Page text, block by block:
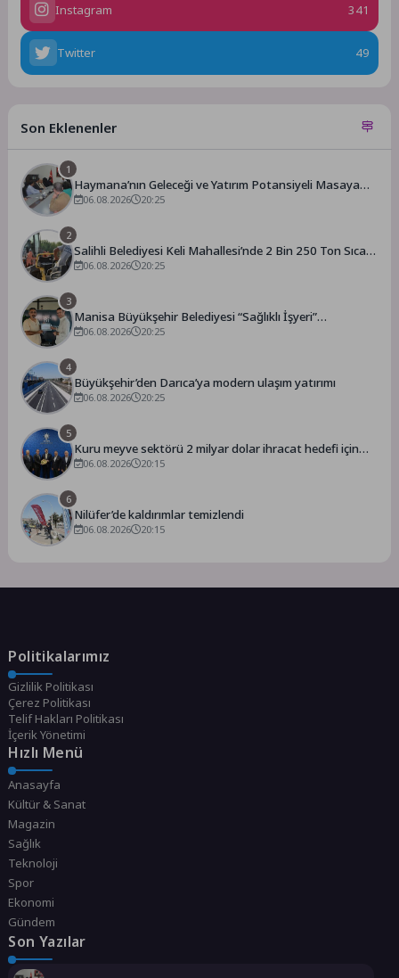
Instagram 341
Twitter 49
Son Eklenenler
1
Haymana’nın Geleceği ve Yatırım Potansiyeli Masaya
Yatırıldı
06.08.2026 20:25
2
Salihli Belediyesi Keli Mahallesi’nde 2 Bin 250 Ton Sıcak
Asfalt Çalışmasını Tamamladı
06.08.2026 20:25
3
Manisa Büyükşehir Belediyesi “Sağlıklı İşyeri”
Sertifikasını Aldı
06.08.2026 20:25
4
Büyükşehir’den Darıca’ya modern ulaşım yatırımı
06.08.2026 20:25
5
Kuru meyve sektörü 2 milyar dolar ihracat hedefi için
Ankara’dan destek istedi
06.08.2026 20:15
6
Nilüfer’de kaldırımlar temizlendi
06.08.2026 20:15
Politikalarımız
Gizlilik Politikası
Çerez Politikası
Telif Hakları Politikası
İçerik Yönetimi
Hızlı Menü
Anasayfa
Kültür & Sanat
Magazin
Sağlık
Teknoloji
Spor
Ekonomi
Gündem
Son Yazılar